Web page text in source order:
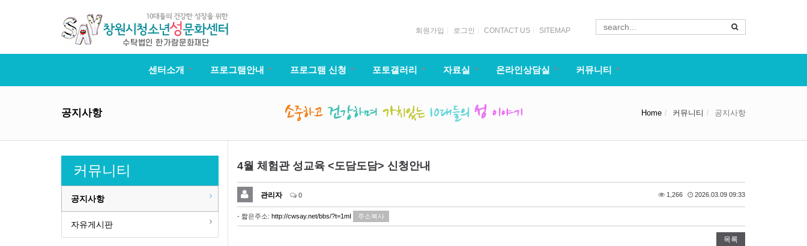
회원가입 로그인 CONTACT US SITEMAP
센터소개 프로그램안내 프로그램 신청 포토갤러리 자료실 온라인상담실 커뮤니티
공지사항 Home 커뮤니티 공지사항
커뮤니티
공지사항
자유게시판
4월 체험관 성교육 <도담도담> 신청안내
관리자 0 1,266 2026.03.09 09:33
- 짧은주소: http://cwsay.net/bbs/?t=1mI 주소복사
목록